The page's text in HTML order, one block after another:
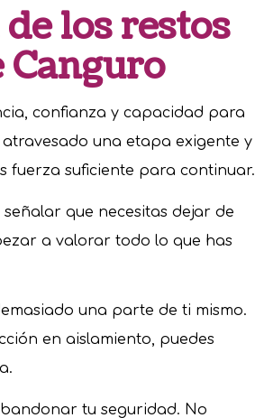
los restos
confianza y capacidad para
una etapa exigente y
fuerza suficiente para continuar.
señalar que necesitas dejar de
a valorar todo lo que has
una parte de ti mismo.
en aislamiento, puedes
tu seguridad. No